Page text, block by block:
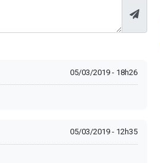
05/03/2019 - 18h26
05/03/2019 - 12h35